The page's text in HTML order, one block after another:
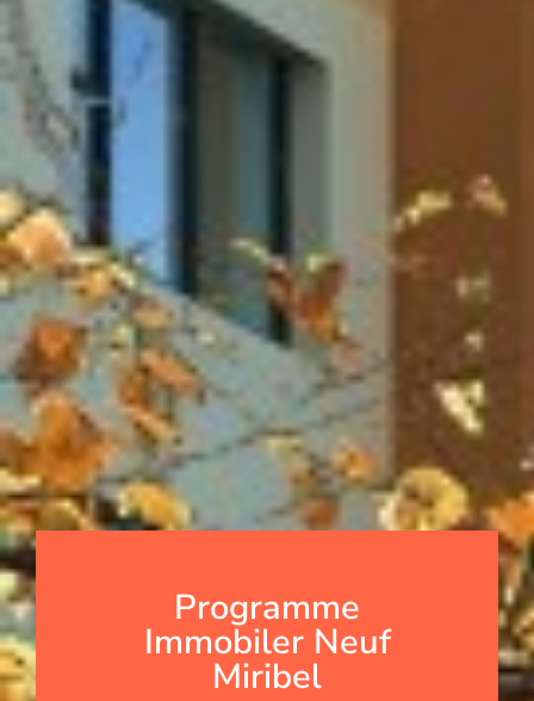
Programme
Immobiler Neuf
Miribel